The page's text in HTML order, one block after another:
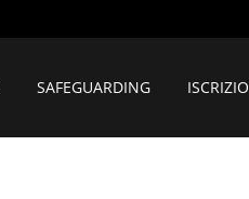
SAFEGUARDING